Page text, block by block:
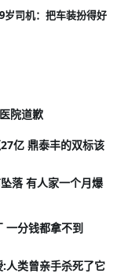
岁司机：把车装扮得好
院道歉
亿 鼎泰丰的双标该
落 有人家一个月爆
一分钱都拿不到
人类曾亲手杀死了它